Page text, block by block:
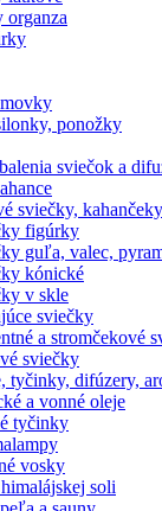
organza
ponožky
sviečok a
sviečky, kahančeky
figúrky
guľa, valec,
kónické
v skle
sviečky
a stromčekové
sviečky
tyčinky, difúzery,
a vonné oleje
tyčinky
vosky
soli